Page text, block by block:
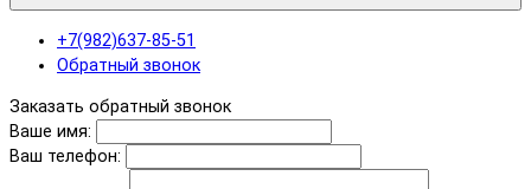
+7(982)637-85-51
Обратный звонок
Заказать обратный звонок
Ваше имя:
Ваш телефон: